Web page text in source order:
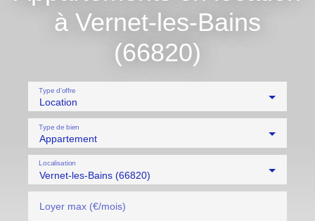
à Vernet-les-Bains
(66820)
Location
Type d'offre
Appartement
Type de bien
Vernet-les-Bains (66820)
Localisation
Loyer max (€/mois)